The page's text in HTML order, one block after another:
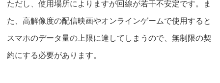
ただし、使用場所によりますが回線が若干不安定です。ま
た、高解像度の配信映画やオンラインゲームで使用すると
スマホのデータ量の上限に達してしまうので、無制限の契
約にする必要があります。